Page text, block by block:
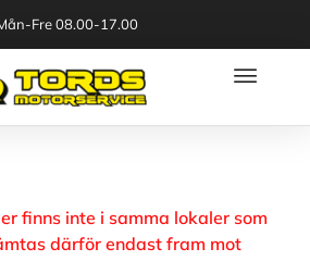
Fre 08.00-17.00
finns inte i samma lokaler som
därför endast fram mot